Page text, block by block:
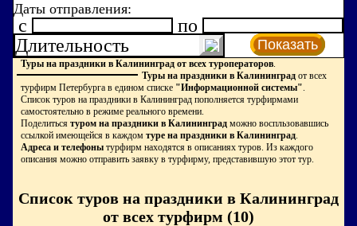
Даты отправления:
c
по
Длительность
Показать
Туры на праздники в Калининград от всех туроператоров.
Туры на праздники в Калининград от всех
турфирм Петербурга в едином списке "Информационной системы".
Список туров на праздники в Калининград пополняется турфирмами
самостоятельно в режиме реального времени.
Поделиться туром на праздники в Калининград можно воспльзовавшись
ссылкой имеющейся в каждом туре на праздники в Калининград.
Адреса и телефоны турфирм находятся в описаниях туров. Из каждого
описания можно отправить заявку в турфирму, представившую этот тур.
Список туров на праздники в Калининград
от всех турфирм (10)